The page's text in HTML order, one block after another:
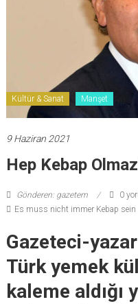
Kültür & Sanat Manşet
9 Haziran 2021
Hep Kebap
Gönderen: gazetem
0
Es muss nicht immer Kebap sein
Gazeteci-yazar
Türk yemek
kaleme aldığı